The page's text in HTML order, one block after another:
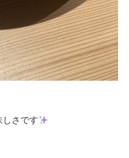
さです